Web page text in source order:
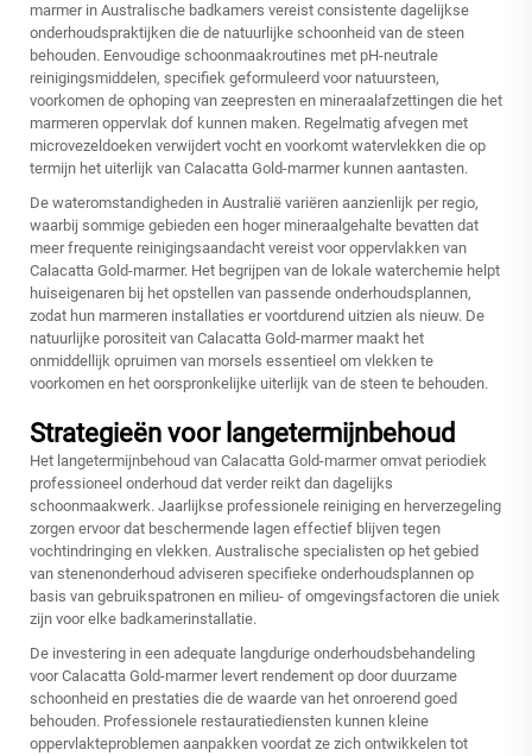
marmer in Australische badkamers vereist consistente dagelijkse
onderhoudspraktijken die de natuurlijke schoonheid van de steen
behouden. Eenvoudige schoonmaakroutines met pH-neutrale
reinigingsmiddelen, specifiek geformuleerd voor natuursteen,
voorkomen de ophoping van zeepresten en mineraalafzettingen die het
marmeren oppervlak dof kunnen maken. Regelmatig afvegen met
microvezeldoeken verwijdert vocht en voorkomt watervlekken die op
termijn het uiterlijk van Calacatta Gold-marmer kunnen aantasten.
De wateromstandigheden in Australië variëren aanzienlijk per regio,
waarbij sommige gebieden een hoger mineraalgehalte bevatten dat
meer frequente reinigingsaandacht vereist voor oppervlakken van
Calacatta Gold-marmer. Het begrijpen van de lokale waterchemie helpt
huiseigenaren bij het opstellen van passende onderhoudsplannen,
zodat hun marmeren installaties er voortdurend uitzien als nieuw. De
natuurlijke porositeit van Calacatta Gold-marmer maakt het
onmiddellijk opruimen van morsels essentieel om vlekken te
voorkomen en het oorspronkelijke uiterlijk van de steen te behouden.
Strategieën voor langetermijnbehoud
Het langetermijnbehoud van Calacatta Gold-marmer omvat periodiek
professioneel onderhoud dat verder reikt dan dagelijks
schoonmaakwerk. Jaarlijkse professionele reiniging en herverzegeling
zorgen ervoor dat beschermende lagen effectief blijven tegen
vochtindringing en vlekken. Australische specialisten op het gebied
van stenenonderhoud adviseren specifieke onderhoudsplannen op
basis van gebruikspatronen en milieu- of omgevingsfactoren die uniek
zijn voor elke badkamerinstallatie.
De investering in een adequate langdurige onderhoudsbehandeling
voor Calacatta Gold-marmer levert rendement op door duurzame
schoonheid en prestaties die de waarde van het onroerend goed
behouden. Professionele restauratiediensten kunnen kleine
oppervlakteproblemen aanpakken voordat ze zich ontwikkelen tot